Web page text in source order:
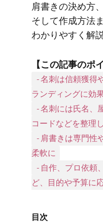
肩書きの​決め方
そして​作成方​法
わかりやすく​解
【この​記事の​ポ
-名刺は信頼獲得
ランディングに効
-名刺には氏名、
コードなどを整理
-肩書きは専門性
柔軟に
-自作、プロ依頼
ど、目的や予算に
目次